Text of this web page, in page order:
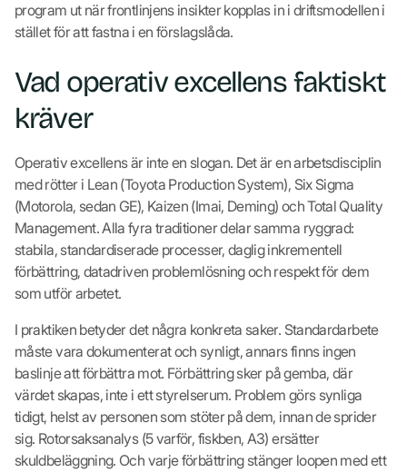
program ut när frontlinjens insikter kopplas in i driftsmodellen i
stället för att fastna i en förslagslåda.
Vad operativ excellens faktiskt
kräver
Operativ excellens är inte en slogan. Det är en arbetsdisciplin
med rötter i Lean (Toyota Production System), Six Sigma
(Motorola, sedan GE), Kaizen (Imai, Deming) och Total Quality
Management. Alla fyra traditioner delar samma ryggrad:
stabila, standardiserade processer, daglig inkrementell
förbättring, datadriven problemlösning och respekt för dem
som utför arbetet.
I praktiken betyder det några konkreta saker. Standardarbete
måste vara dokumenterat och synligt, annars finns ingen
baslinje att förbättra mot. Förbättring sker på gemba, där
värdet skapas, inte i ett styrelserum. Problem görs synliga
tidigt, helst av personen som stöter på dem, innan de sprider
sig. Rotorsaksanalys (5 varför, fiskben, A3) ersätter
skuldbeläggning. Och varje förbättring stänger loopen med ett